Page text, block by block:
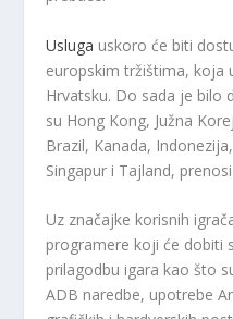
Usluga uskoro će biti
europskim tržištima, koja
Hrvatsku. Do sada je bilo
su Hong Kong, Južna
Brazil, Kanada,
Singapur i Tajland, prenosi
Uz značajke korisnih
programere koji će dobiti
prilagodbu igara kao što
ADB naredbe, upotrebe